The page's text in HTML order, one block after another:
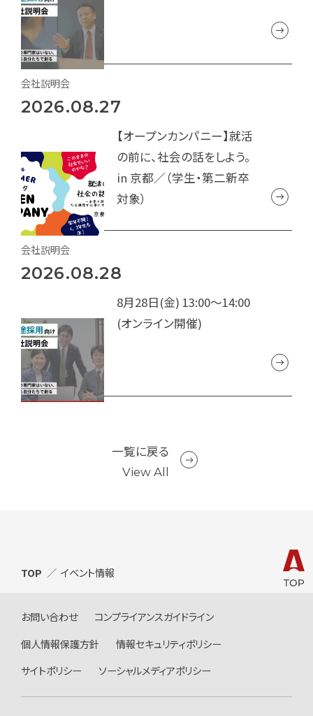
2026.08.27
【オープンカンパニー】就活
の前に、社会の話をしよう。
in 京都／（学生・第二新卒
対象）
会社説明会
2026.08.28
8月28日(金) 13:00～14:00
(オンライン開催)
会社説明会
一覧に戻る
View All
お問い合わせ
コンプライアンスガイドライン
個人情報保護方針
情報セキュリティポリシー
サイトポリシー
ソーシャルメディアポリシー
TOP イベント情報